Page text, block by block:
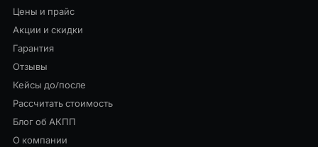
Цены и прайс
Акции и скидки
Гарантия
Отзывы
Кейсы до/после
Рассчитать стоимость
Блог об АКПП
О компании